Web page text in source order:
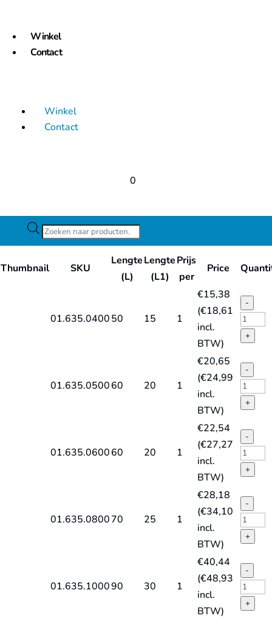
Winkel
Contact
Winkel
Contact
0
Producten
zoeken
Thumbnail
SKU
Lengte
(L)
Lengte
(L1)
Prijs
per
Price
01.635.040050 15 1
€15,38
(€18,61
incl.
BTW)
-
VHM
gecoat,
Silver-
Line
+
01.635.050060 20 1
€20,65
(€24,99
incl.
BTW)
-
VHM
gecoat,
Silver-
Line
+
01.635.060060 20 1
€22,54
(€27,27
incl.
BTW)
-
VHM
gecoat,
Silver-
Line
+
01.635.080070 25 1
€28,18
(€34,10
incl.
BTW)
-
VHM
gecoat,
Silver-
Line
+
01.635.100090 30 1
€40,44
(€48,93
incl.
BTW)
-
VHM
+